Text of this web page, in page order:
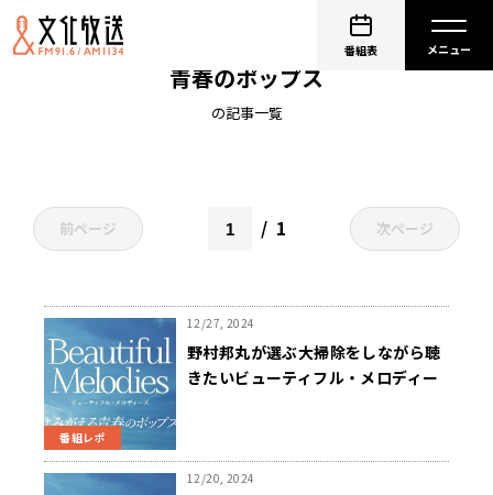
番組表
ビューティフル・メロディーズ～よみがえる
青春のポップス
の記事一覧
前ページ 1 次ページ
番組レポ
12/27, 2024
野村邦丸が選ぶ大掃除をしながら聴
きたいビューティフル・メロディー
12/20, 2024